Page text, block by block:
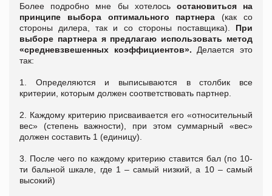
Более подробно мне бы хотелось остановиться на
принципе выбора оптимального партнера (как со
стороны дилера, так и со стороны поставщика). При
выборе партнера я предлагаю использовать метод
«средневзвешенных коэффициентов». Делается это
так:
1. Определяются и выписываются в столбик все
критерии, которым должен соответствовать партнер.
2. Каждому критерию присваивается его «относительный
вес» (степень важности), при этом суммарный «вес»
должен составить 1 (единицу).
3. После чего по каждому критерию ставится бал (по 10-
ти бальной шкале, где 1 – самый низкий, а 10 – самый
высокий)